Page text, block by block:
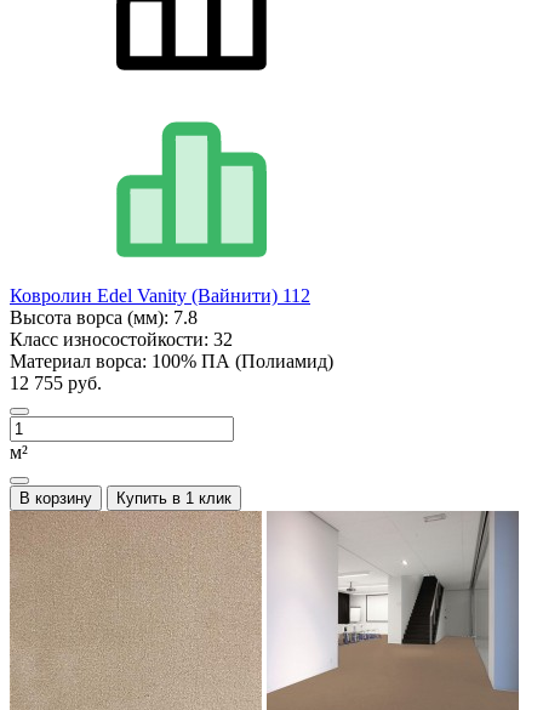
Ковролин Edel Vanity (Вайнити) 112
Высота ворса (мм): 7.8
Класс износостойкости: 32
Материал ворса: 100% ПА (Полиамид)
12 755 руб.
м²
В корзину Купить в 1 клик